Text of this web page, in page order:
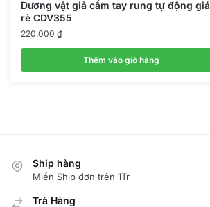
Dương vật giả cầm tay rung tự động giá
rẻ CDV355
220.000 ₫
Thêm vào giỏ hàng
Ship hàng
Miển Ship đơn trên 1Tr
Trà Hàng